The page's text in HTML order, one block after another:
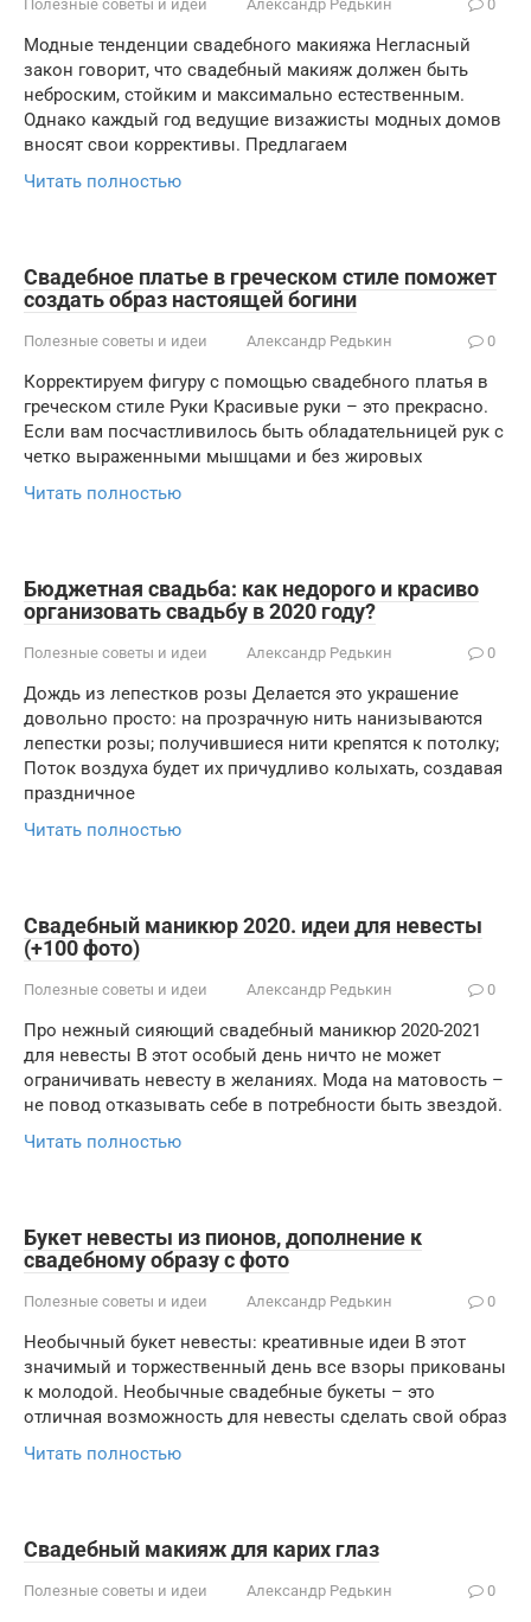
Полезные советы и идеи Александр Редькин 0
Модные тенденции свадебного макияжа Негласный
закон говорит, что свадебный макияж должен быть
неброским, стойким и максимально естественным.
Однако каждый год ведущие визажисты модных домов
вносят свои коррективы. Предлагаем
Читать полностью
Свадебное платье в греческом стиле поможет
создать образ настоящей богини
Полезные советы и идеи Александр Редькин 0
Корректируем фигуру с помощью свадебного платья в
греческом стиле Руки Красивые руки – это прекрасно.
Если вам посчастливилось быть обладательницей рук с
четко выраженными мышцами и без жировых
Читать полностью
Бюджетная свадьба: как недорого и красиво
организовать свадьбу в 2020 году?
Полезные советы и идеи Александр Редькин 0
Дождь из лепестков розы Делается это украшение
довольно просто: на прозрачную нить нанизываются
лепестки розы; получившиеся нити крепятся к потолку;
Поток воздуха будет их причудливо колыхать, создавая
праздничное
Читать полностью
Свадебный маникюр 2020. идеи для невесты
(+100 фото)
Полезные советы и идеи Александр Редькин 0
Про нежный сияющий свадебный маникюр 2020-2021
для невесты В этот особый день ничто не может
ограничивать невесту в желаниях. Мода на матовость –
не повод отказывать себе в потребности быть звездой.
Читать полностью
Букет невесты из пионов, дополнение к
свадебному образу с фото
Полезные советы и идеи Александр Редькин 0
Необычный букет невесты: креативные идеи В этот
значимый и торжественный день все взоры прикованы
к молодой. Необычные свадебные букеты – это
отличная возможность для невесты сделать свой образ
Читать полностью
Свадебный макияж для карих глаз
Полезные советы и идеи Александр Редькин 0